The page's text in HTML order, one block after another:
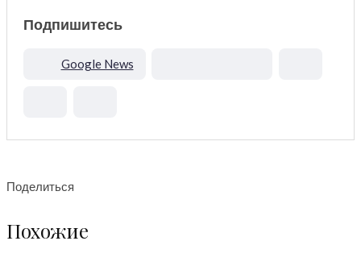
Подпишитесь
Google News
Поделиться
Похожие